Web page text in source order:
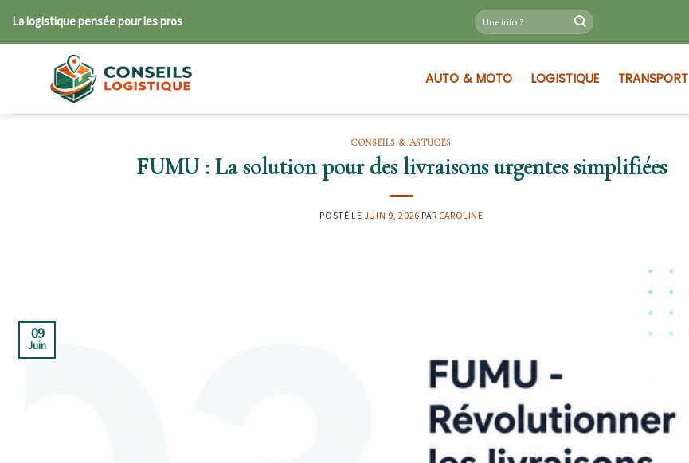
La logistique pensée pour les pros
AUTO & MOTO LOGISTIQUE TRANSPORT
CONSEILS & ASTUCES
FUMU : La solution pour des livraisons urgentes simplifiées
POSTÉ LEJUIN 9, 2026 PAR CAROLINE
09
Juin